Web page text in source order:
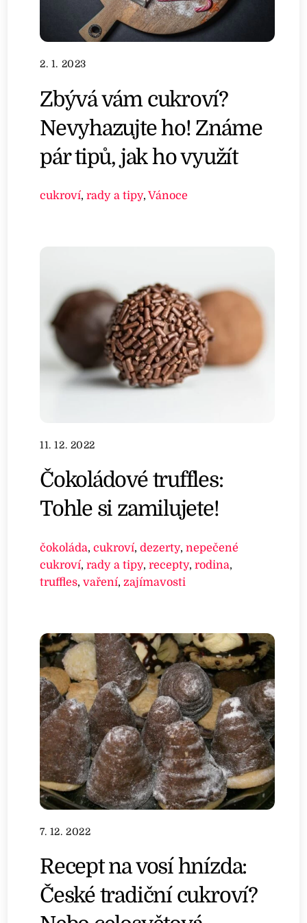
2. 1. 2023
Zbývá vám cukroví?
Nevyhazujte ho! Známe
pár tipů, jak ho využít
cukroví,rady a tipy,Vánoce
11. 12. 2022
Čokoládové truffles:
Tohle si zamilujete!
čokoláda,cukroví,dezerty,nepečené
cukroví,rady a tipy,recepty,rodina,
truffles,vaření, zajímavosti
7. 12. 2022
Recept na vosí hnízda:
České tradiční cukroví?